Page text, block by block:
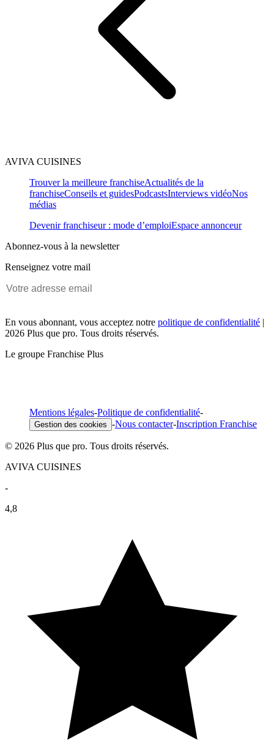
AVIVA CUISINES
Trouver la meilleure franchiseActualités de la
franchiseConseils et guidesPodcastsInterviews vidéoNos
médias
Devenir franchiseur : mode d’emploiEspace annonceur
Abonnez-vous à la newsletter
Renseignez votre mail
En vous abonnant, vous acceptez notre politique de confidentialité |
2026 Plus que pro. Tous droits réservés.
Le groupe Franchise Plus
Mentions légales-Politique de confidentialité-
Gestion des cookies -Nous contacter-Inscription Franchise
© 2026 Plus que pro. Tous droits réservés.
AVIVA CUISINES
-
4,8